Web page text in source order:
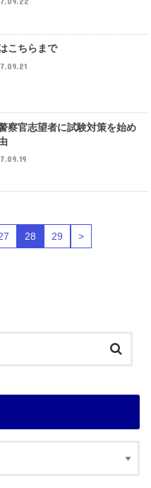
こちらまで
察官志望者に試験対策を始め
28 29 >